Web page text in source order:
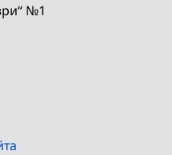
№1